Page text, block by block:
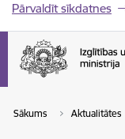
Pārvaldīt sīkdatnes
Sākums Aktualitātes